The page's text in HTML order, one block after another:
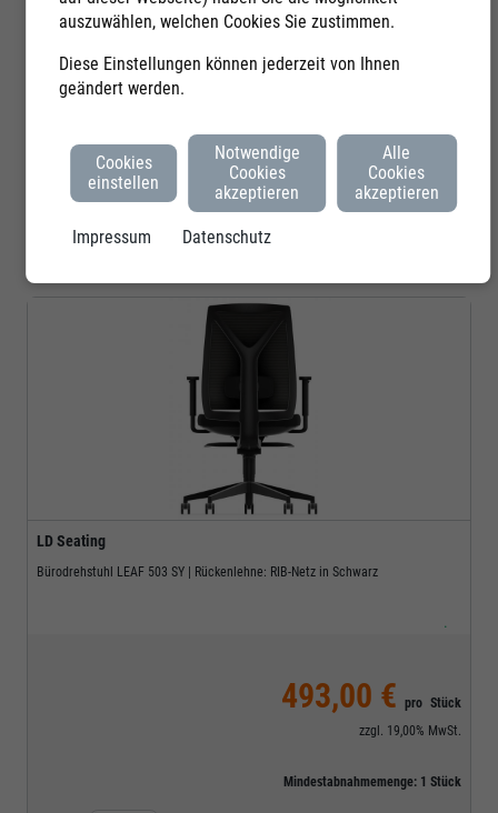
493,00 €
Mindestabnahmemenge:
Menge: Stück
In den Warenkorb
LD Seating
Bürodrehstuhl LEAF 503 SY | Rückenlehne: RIB-Netz in Schwarz
.
493,00 € pro Stück
zzgl. 19,00% MwSt.
Mindestabnahmemenge: 1 Stück
auszuwählen, welchen Cookies Sie zustimmen.
Diese Einstellungen können jederzeit von Ihnen
geändert werden.
Cookies
einstellen
Notwendige
Cookies
akzeptieren
Alle
Cookies
akzeptieren
Impressum Datenschutz